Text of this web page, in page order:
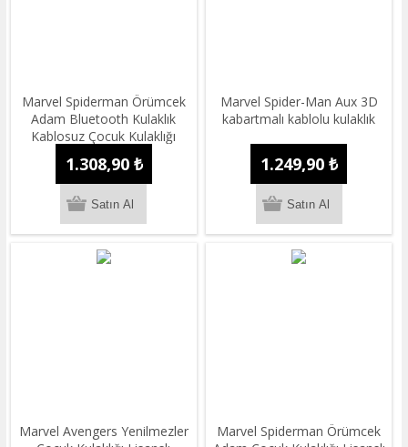
Marvel Spiderman Örümcek
Adam Bluetooth Kulaklık
Kablosuz Çocuk Kulaklığı
1.308,90 ₺
Marvel Spider-Man Aux 3D
kabartmalı kablolu kulaklık
1.249,90 ₺
Marvel Avengers Yenilmezler
Marvel Spiderman Örümcek